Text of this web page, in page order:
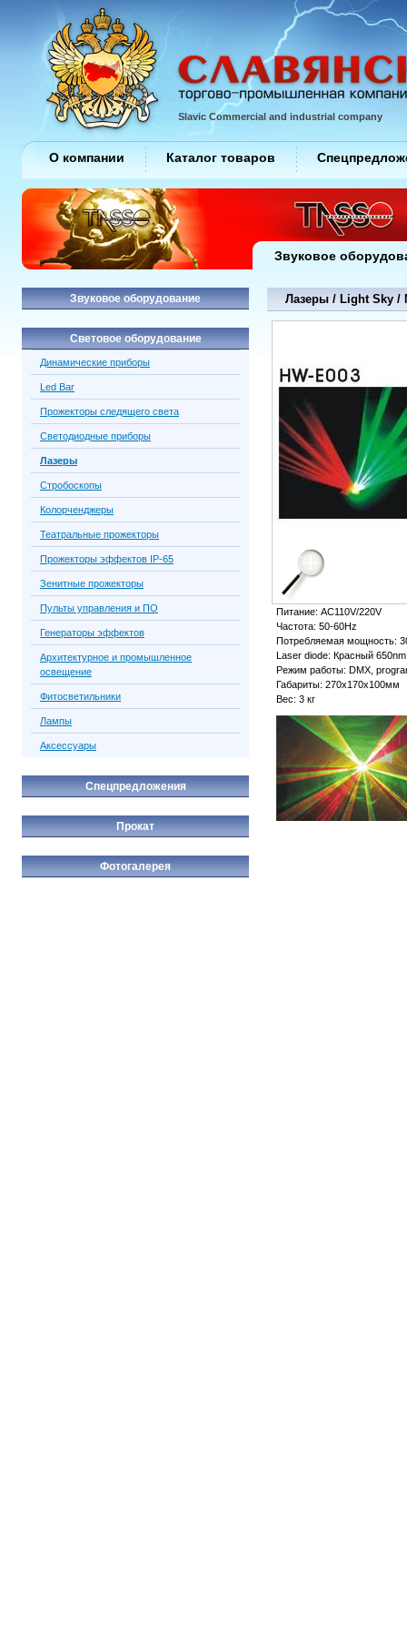
Лазеры / Light Sky /
Питание: AC110V/220V
Частота: 50-60Hz
Потребляемая мощность:
Laser diode: Красный
Режим работы: DMX,
Габариты: 270х170х100мм
Вес: 3 кг
Звуковое оборудование
Световое оборудование
Динамические приборы
Led Bar
Прожекторы следящего света
Светодиодные приборы
Лазеры
Стробоскопы
Колорченджеры
Театральные прожекторы
Прожекторы эффектов IP-65
Зенитные прожекторы
Пульты управления и ПО
Генераторы эффектов
Архитектурное и промышленное
освещение
Фитосветильники
Лампы
Аксессуары
Спецпредложения
Прокат
Фотогалерея
Slavic Commercial and industrial company
О компании Каталог товаров
Звуковое